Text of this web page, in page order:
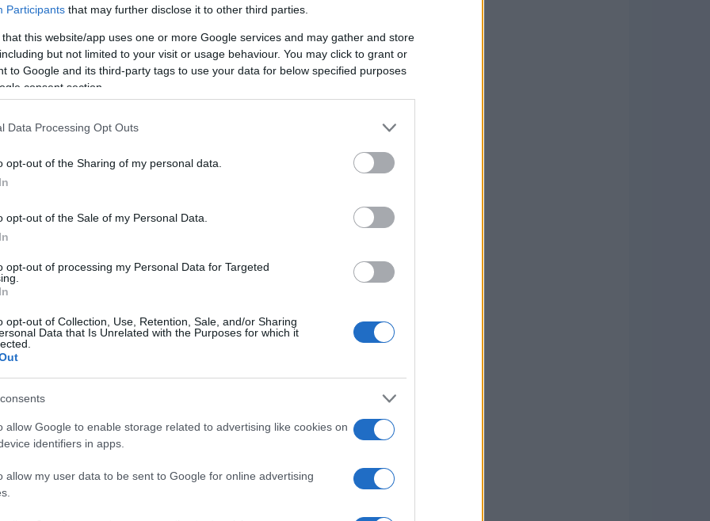
Participants that may further disclose it to other third parties.
that this website/app uses one or more Google services and may gather and store
but not limited to your visit or usage behaviour. You may click to grant or
to Google and its third-party tags to use your data for below specified purposes
consent section.
Data Processing Opt Outs
opt-out of the Sharing of my personal data.
opt-out of the Sale of my Personal Data.
opt-out of processing my Personal Data for Targeted
opt-out of Collection, Use, Retention, Sale, and/or Sharing
Data that Is Unrelated with the Purposes for which it
allow Google to enable storage related to advertising like cookies on
identifiers in apps.
allow my user data to be sent to Google for online advertising
e la Commissione europea, volto a
e degli Stati membri, l’Italia si sta attivando
nel panorama della ricerca e delle
di incoraggiare le
alla ricerca. Questa iniziativa favorisce lo
nel settore.